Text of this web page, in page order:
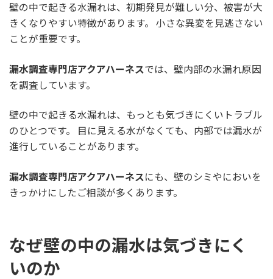
壁の中で起きる水漏れは、初期発見が難しい分、被害が大
きくなりやすい特徴があります。 小さな異変を見逃さない
ことが重要です。
漏水調査専門店アクアハーネス では、壁内部の水漏れ原因
を調査しています。
壁の中で起きる水漏れは、もっとも気づきにくいトラブル
のひとつです。 目に見える水がなくても、内部では漏水が
進行していることがあります。
漏水調査専門店アクアハーネス にも、壁のシミやにおいを
きっかけにしたご相談が多くあります。
なぜ壁の中の漏水は気づきにく
いのか